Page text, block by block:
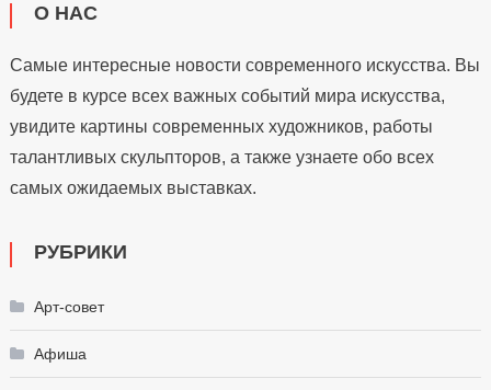
О НАС
Самые интересные новости современного искусства. Вы
будете в курсе всех важных событий мира искусства,
увидите картины современных художников, работы
талантливых скульпторов, а также узнаете обо всех
самых ожидаемых выставках.
РУБРИКИ
Арт-совет
Афиша